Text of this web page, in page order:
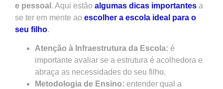
e pessoal . Aqui estão algumas dicas importantes a
se ter em mente ao escolher a escola ideal para o
seu filho.
Atenção à Infraestrutura da Escola: é
importante avaliar se a estrutura é acolhedora e
abraça as necessidades do seu filho.
Metodologia de Ensino: entender qual a